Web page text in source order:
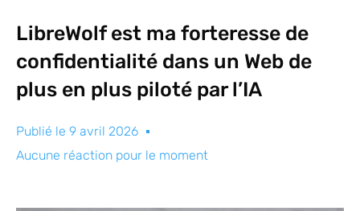
LibreWolf est ma forteresse de
confidentialité dans un Web de
plus en plus piloté par l’IA
Publié le 9 avril 2026
Aucune réaction pour le moment